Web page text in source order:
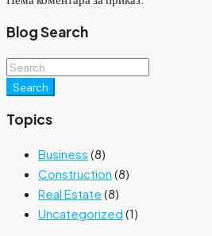
Blog Search
Search
Topics
Business (8)
Construction (8)
Real Estate (8)
Uncategorized (1)